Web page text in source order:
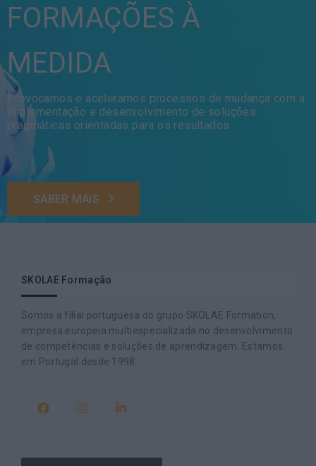
FORMAÇÕES À
MEDIDA
Provocamos e aceleramos processos de mudança com a
implementação e desenvolvimento de soluções
pragmáticas orientadas para os resultados
SABER MAIS
SKOLAE Formação
Somos a filial portuguesa do grupo SKOLAE Formation,
empresa europeia multiespecializada no desenvolvimento
de competências e soluções de aprendizagem. Estamos
em Portugal desde 1998.